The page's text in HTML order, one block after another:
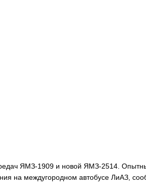
ЯМЗ-1909 и новой ЯМЗ-2514.
на междугородном автобусе ЛиАЗ,